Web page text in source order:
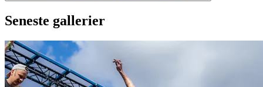
Seneste gallerier